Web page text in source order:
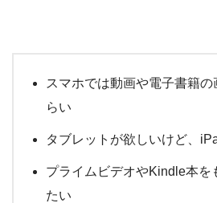
スマホでは動画や電子書籍
らい
タブレットが欲しいけど、
プライムビデオやKindle本を
たい